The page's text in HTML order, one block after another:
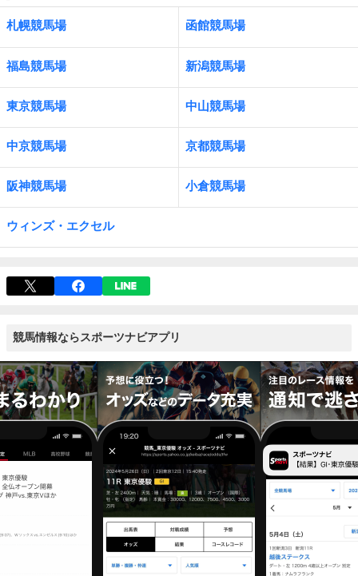
札幌競馬場 函館競馬場
福島競馬場 新潟競馬場
東京競馬場 中山競馬場
中京競馬場 京都競馬場
阪神競馬場 小倉競馬場
ウィンズ・エクセル
競馬情報ならスポーツナビアプリ